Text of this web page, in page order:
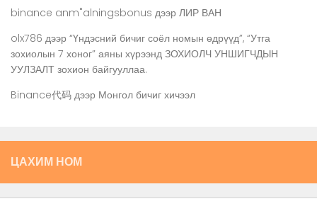
binance anm"alningsbonus дээр ЛИР ВАН
olx786 дээр “Үндэсний бичиг соёл номын өдрүүд”, “Утга
зохиолын 7 хоног” аяны хүрээнд ЗОХИОЛЧ УНШИГЧДЫН
УУЛЗАЛТ зохион байгууллаа.
Binance代码 дээр Монгол бичиг хичээл
ЦАХИМ НОМ